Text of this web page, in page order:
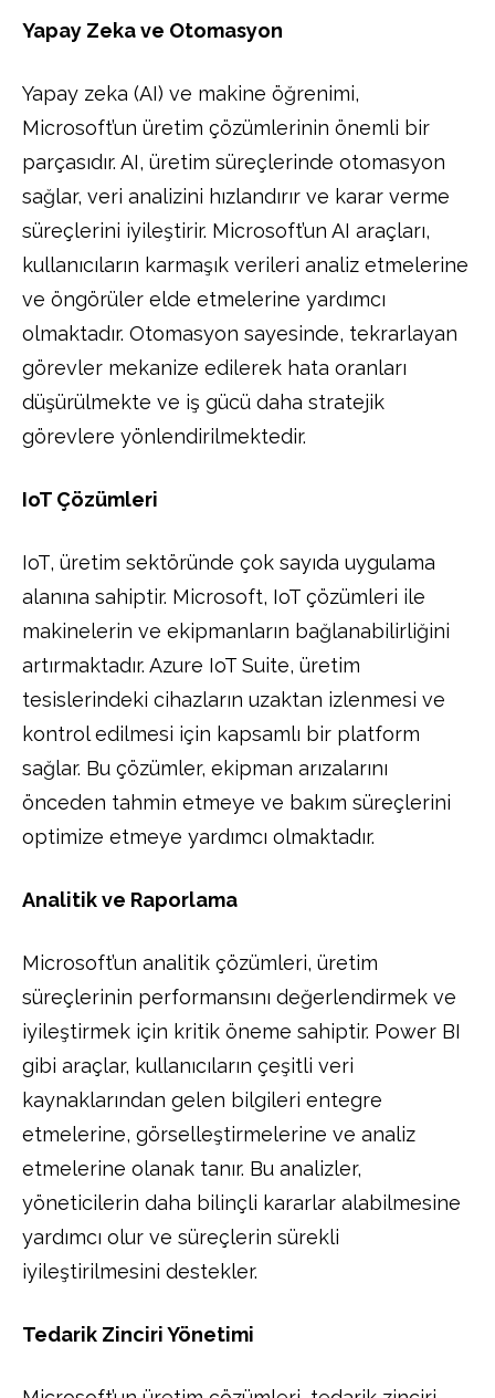
Yapay Zeka ve Otomasyon
Yapay zeka (AI) ve makine öğrenimi,
Microsoft’un üretim çözümlerinin önemli bir
parçasıdır. AI, üretim süreçlerinde otomasyon
sağlar, veri analizini hızlandırır ve karar verme
süreçlerini iyileştirir. Microsoft’un AI araçları,
kullanıcıların karmaşık verileri analiz etmelerine
ve öngörüler elde etmelerine yardımcı
olmaktadır. Otomasyon sayesinde, tekrarlayan
görevler mekanize edilerek hata oranları
düşürülmekte ve iş gücü daha stratejik
görevlere yönlendirilmektedir.
IoT Çözümleri
IoT, üretim sektöründe çok sayıda uygulama
alanına sahiptir. Microsoft, IoT çözümleri ile
makinelerin ve ekipmanların bağlanabilirliğini
artırmaktadır. Azure IoT Suite, üretim
tesislerindeki cihazların uzaktan izlenmesi ve
kontrol edilmesi için kapsamlı bir platform
sağlar. Bu çözümler, ekipman arızalarını
önceden tahmin etmeye ve bakım süreçlerini
optimize etmeye yardımcı olmaktadır.
Analitik ve Raporlama
Microsoft’un analitik çözümleri, üretim
süreçlerinin performansını değerlendirmek ve
iyileştirmek için kritik öneme sahiptir. Power BI
gibi araçlar, kullanıcıların çeşitli veri
kaynaklarından gelen bilgileri entegre
etmelerine, görselleştirmelerine ve analiz
etmelerine olanak tanır. Bu analizler,
yöneticilerin daha bilinçli kararlar alabilmesine
yardımcı olur ve süreçlerin sürekli
iyileştirilmesini destekler.
Tedarik Zinciri Yönetimi